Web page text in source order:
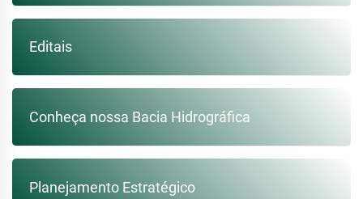
Editais
Conheça nossa Bacia Hidrográfica
Planejamento Estratégico